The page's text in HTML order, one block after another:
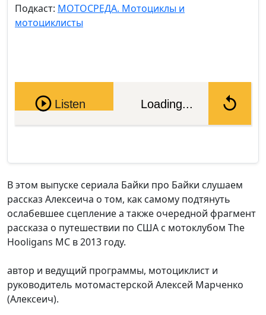
Подкаст: МОТОСРЕДА. Мотоциклы и
мотоциклисты
Pause
Listen Loading...
В этом выпуске сериала Байки про Байки слушаем
рассказ Алексеича о том, как самому подтянуть
ослабевшее сцепление а также очередной фрагмент
рассказа о путешествии по США с мотоклубом The
Hooligans MC в 2013 году.
автор и ведущий программы, мотоциклист и
руководитель мотомастерской Алексей Марченко
(Алексеич).